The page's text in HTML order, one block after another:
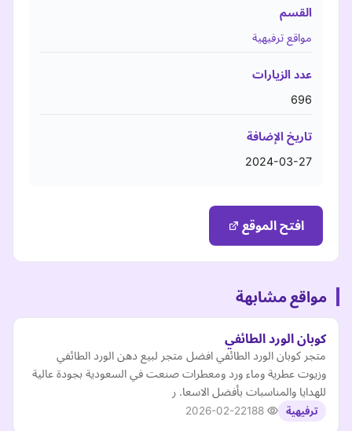
القسم
مواقع ترفيهية
عدد الزيارات
696
تاريخ الإضافة
2024-03-27
افتح الموقع
مواقع مشابهة
كوبان الورد الطائفي
متجر كوبان الورد الطائفي افضل متجر لبيع دهن الورد الطائفي
وزيوت عطرية وماء ورد ومعطرات صنعت في السعودية بجودة عالية
للهدايا والمناسبات بأفضل الاسعا. ر
ترفيهية 2026-02-22